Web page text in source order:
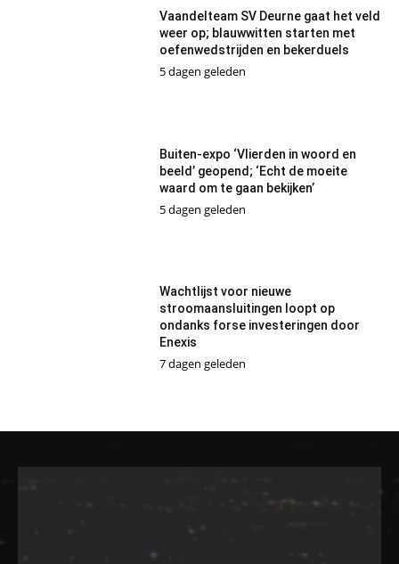
Vaandelteam SV Deurne gaat het veld
weer op; blauwwitten starten met
oefenwedstrijden en bekerduels
5 dagen geleden
Buiten-expo ‘Vlierden in woord en
beeld’ geopend; ‘Echt de moeite
waard om te gaan bekijken’
5 dagen geleden
Wachtlijst voor nieuwe
stroomaansluitingen loopt op
ondanks forse investeringen door
Enexis
7 dagen geleden